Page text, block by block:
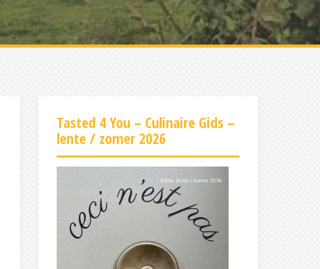
Tasted 4 You – Culinaire Gids –
lente / zomer 2026